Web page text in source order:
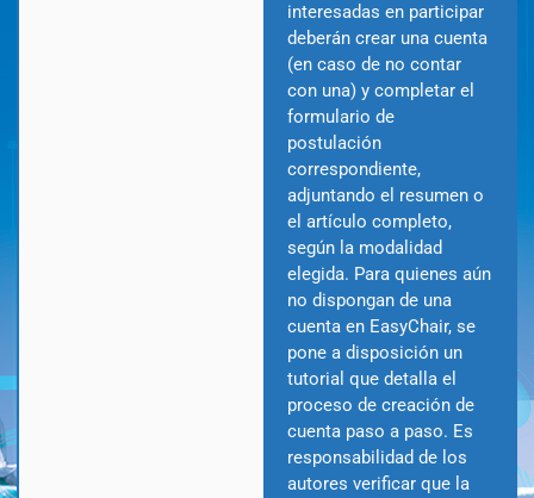
interesadas en participar
deberán crear una cuenta
(en caso de no contar
con una) y completar el
formulario de
postulación
correspondiente,
adjuntando el resumen o
el artículo completo,
según la modalidad
elegida. Para quienes aún
no dispongan de una
cuenta en EasyChair, se
pone a disposición un
tutorial que detalla el
proceso de creación de
cuenta paso a paso. Es
responsabilidad de los
autores verificar que la